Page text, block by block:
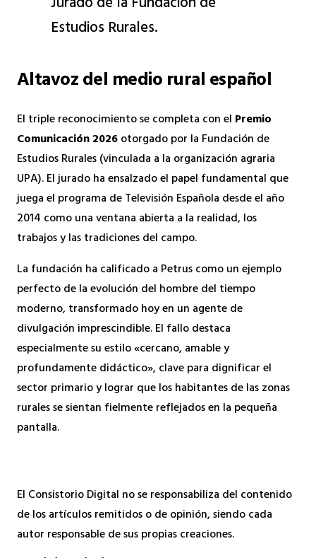
Estudios Rurales.
Altavoz del medio rural español
El triple reconocimiento se completa con el Premio
Comunicación 2026otorgado por la Fundación de
Estudios Rurales (vinculada a la organización agraria
UPA). El jurado ha ensalzado el papel fundamental que
juega el programa de Televisión Española desde el año
2014 como una ventana abierta a la realidad, los
trabajos y las tradiciones del campo.
La fundación ha calificado a Petrus como un ejemplo
perfecto de la evolución del hombre del tiempo
moderno, transformado hoy en un agente de
divulgación imprescindible. El fallo destaca
especialmente su estilo «cercano, amable y
profundamente didáctico», clave para dignificar el
sector primario y lograr que los habitantes de las zonas
rurales se sientan fielmente reflejados en la pequeña
pantalla.
El Consistorio Digital no se responsabiliza del contenido
de los artículos remitidos o de opinión, siendo cada
autor responsable de sus propias creaciones.